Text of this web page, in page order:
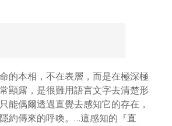
的本相，不在表層，而是在極深極
顯露，是很難用語言文字去清楚形
能偶爾透過直覺去感知它的存在，
約傳來的呼喚。…這感知的『直